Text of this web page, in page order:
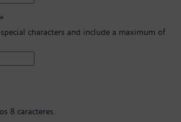
*
special characters and include a maximum of
8 caracteres.